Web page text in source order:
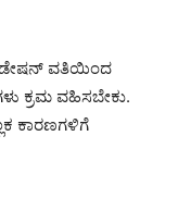
ವತಿಯಿಂದ
ಕ್ರಮ ವಹಿಸಬೇಕು.
ಕಾರಣಗಳಿಗೆ